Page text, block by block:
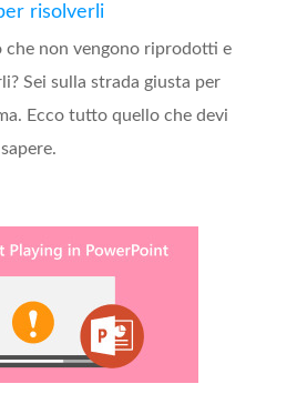
risolverli
che non vengono riprodotti e
Sei sulla strada giusta per
Ecco tutto quello che devi
sapere.